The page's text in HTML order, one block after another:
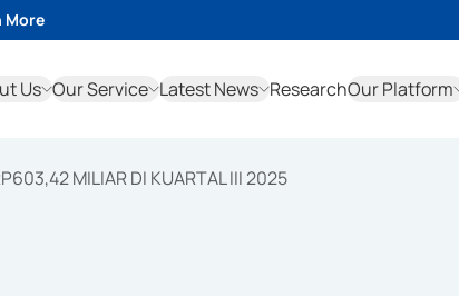
More
Us Our Service Latest News ResearchOur Platform
MILIAR DI KUARTAL III 2025